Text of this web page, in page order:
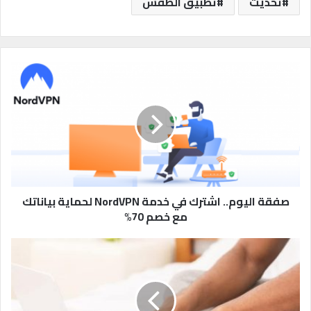
ش
ت
ر
ك
ف
صفقة اليوم.. اشترك في خدمة NordVPN لحماية بياناتك
مع خصم 70%
ي
ر
و
س